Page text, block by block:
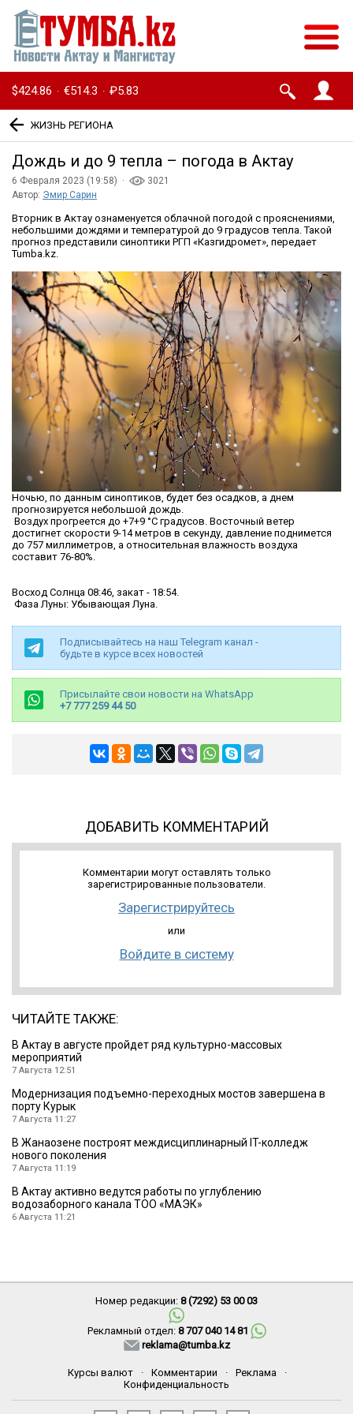
$424.86 · €514.3 · ₽5.83
ЖИЗНЬ РЕГИОНА
Дождь и до 9 тепла – погода в Актау
6 Февраля 2023 (19:58) ·
3021
Автор: Эмир Сарин
Вторник в Актау ознаменуется облачной погодой с прояснениями,
небольшими дождями и температурой до 9 градусов тепла. Такой
прогноз представили синоптики РГП «Казгидромет», передает
Tumba.kz.
Ночью, по данным синоптиков, будет без осадков, а днем
прогнозируется небольшой дождь.
Воздух прогреется до +7+9 °C градусов. Восточный ветер
достигнет скорости 9-14 метров в секунду, давление поднимется
до 757 миллиметров, а относительная влажность воздуха
составит 76-80%.
Восход Солнца 08:46, закат - 18:54.
Фаза Луны: Убывающая Луна.
Подписывайтесь на наш Telegram канал -
будьте в курсе всех новостей
Присылайте свои новости на WhatsApp
+7 777 259 44 50
ДОБАВИТЬ КОММЕНТАРИЙ
Комментарии могут оставлять только
зарегистрированные пользователи.
Зарегистрируйтесь
или
Войдите в систему
ЧИТАЙТЕ ТАКЖЕ:
В Актау в августе пройдет ряд культурно-массовых
мероприятий
7 Августа 12:51
Модернизация подъемно-переходных мостов завершена в
порту Курык
7 Августа 11:27
В Жанаозене построят междисциплинарный IT-колледж
нового поколения
7 Августа 11:19
В Актау активно ведутся работы по углублению
водозаборного канала ТОО «МАЭК»
6 Августа 11:21
Номер редакции: 8 (7292) 53 00 03
Рекламный отдел: 8 707 040 14 81
reklama@tumba.kz
Курсы валют · Комментарии · Реклама
·
Конфиденциальность